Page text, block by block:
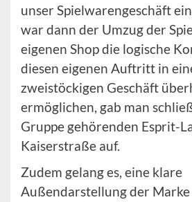
unser Spielwarengeschäft
war dann der Umzug der
eigenen Shop die logische
diesen eigenen Auftritt in
zweistöckigen Geschäft
ermöglichen, gab man
Gruppe gehörenden Esprit-
Kaiserstraße auf.
Zudem gelang es, eine klare
Außendarstellung der